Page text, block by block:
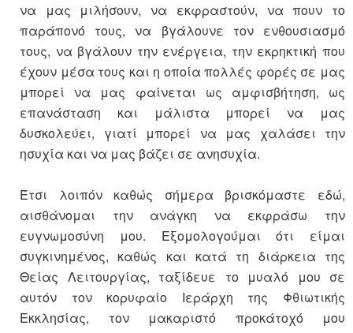
να μας μιλήσουν, να εκφραστούν, να πουν το
παράπονό τους, να βγάλουνε τον ενθουσιασμό
τους, να βγάλουν την ενέργεια, την εκρηκτική που
έχουν μέσα τους και η οποία πολλές φορές σε μας
μπορεί να μας φαίνεται ως αμφισβήτηση, ως
επανάσταση και μάλιστα μπορεί να μας
δυσκολεύει, γιατί μπορεί να μας χαλάσει την
ησυχία και να μας βάζει σε ανησυχία.
Έτσι λοιπόν καθώς σήμερα βρισκόμαστε εδώ,
αισθάνομαι την ανάγκη να εκφράσω την
ευγνωμοσύνη μου. Εξομολογούμαι ότι είμαι
συγκινημένος, καθώς και κατά τη διάρκεια της
Θείας Λειτουργίας, ταξίδευε το μυαλό μου σε
αυτόν τον κορυφαίο Ιεράρχη της Φθιωτικής
Εκκλησίας, τον μακαριστό προκάτοχό μου